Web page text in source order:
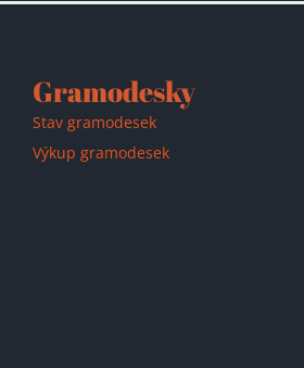
košíku!
Gramodesky
Stav gramodesek
Výkup gramodesek